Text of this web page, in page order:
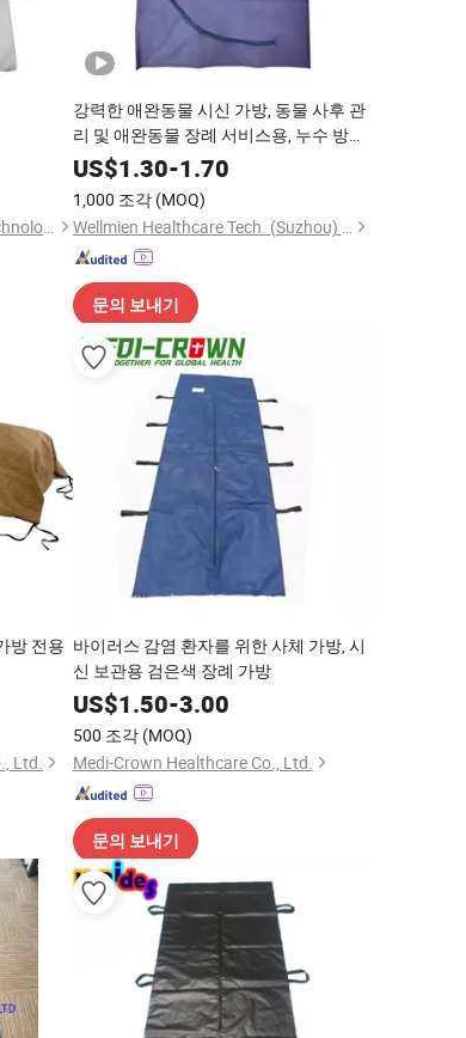
Hangzhou Wehere Medical Technology Co., Ltd.
강력한 애완동물 시신 가방, 동물 사후 관
리 및 애완동물 장례 서비스용, 누수 방지,
이중 지퍼, OEM 대량 공급
US$1.30-1.70
1,000 조각 (MOQ)
Wellmien Healthcare Tech. (Suzhou) Co., Ltd.
문의 보내기
방 전용
Ltd.
바이러스 감염 환자를 위한 사체 가방, 시
신 보관용 검은색 장례 가방
US$1.50-3.00
500 조각 (MOQ)
Medi-Crown Healthcare Co., Ltd.
문의 보내기